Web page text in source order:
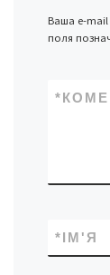
Ваша e-mail
поля
*
ІМ'Я
*